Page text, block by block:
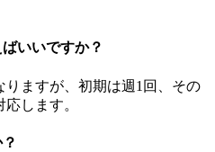
いいですか？
ますが、初期は週1回、その
します。